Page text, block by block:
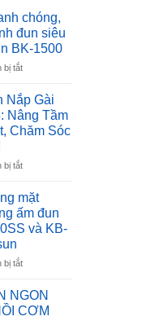
chóng,
đun siêu
BK-1500
bị tắtở
nước
nhanh
chóng,
an
với
đun
siêu
tốc
inox
BK-
Nắp Gài
Nâng Tầm
Chăm Sóc
bị tắtở
Cơm
Điện
Nắp
Gài
BR-
Nâng
Tầm
Bữa
mặt
ấm đun
và KB-
bị tắtở
sánh
“gương
mặt
NGON
CƠM